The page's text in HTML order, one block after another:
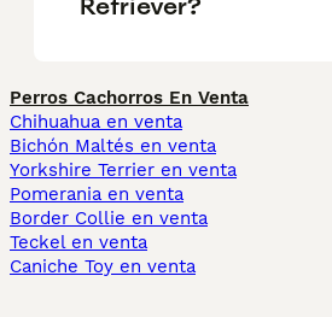
Perros Cachorros En Venta
Chihuahua en venta
Bichón Maltés en venta
Yorkshire Terrier en venta
Pomerania en venta
Border Collie en venta
Teckel en venta
Caniche Toy en venta